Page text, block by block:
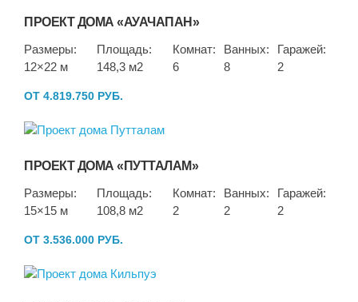
ПРОЕКТ ДОМА «АУАЧАПАН»
Размеры:
12×22 м
Площадь:
148,3 м2
Комнат:
6
Ванных:
8
Гаражей:
2
ОТ 4.819.750 РУБ.
ПРОЕКТ ДОМА «ПУТТАЛАМ»
Размеры:
15×15 м
Площадь:
108,8 м2
Комнат:
2
Ванных:
2
Гаражей:
2
ОТ 3.536.000 РУБ.